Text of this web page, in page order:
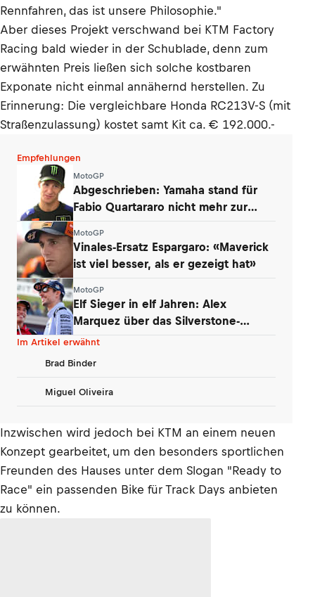
Rennfahren, das ist unsere Philosophie."
Aber dieses Projekt verschwand bei KTM Factory
Racing bald wieder in der Schublade, denn zum
erwähnten Preis ließen sich solche kostbaren
Exponate nicht einmal annähernd herstellen. Zu
Erinnerung: Die vergleichbare Honda RC213V-S (mit
Straßenzulassung) kostet samt Kit ca. € 192.000.-
Empfehlungen
MotoGP
Abgeschrieben: Yamaha stand für
Fabio Quartararo nicht mehr zur
MotoGP
Vinales-Ersatz Espargaro: «Maverick
ist viel besser, als er gezeigt hat»
MotoGP
Elf Sieger in elf Jahren: Alex
Marquez über das Silverstone-
Phänomen
Im Artikel erwähnt
Brad Binder
Miguel Oliveira
Inzwischen wird jedoch bei KTM an einem neuen
Konzept gearbeitet, um den besonders sportlichen
Freunden des Hauses unter dem Slogan "Ready to
Race" ein passenden Bike für Track Days anbieten
zu können.